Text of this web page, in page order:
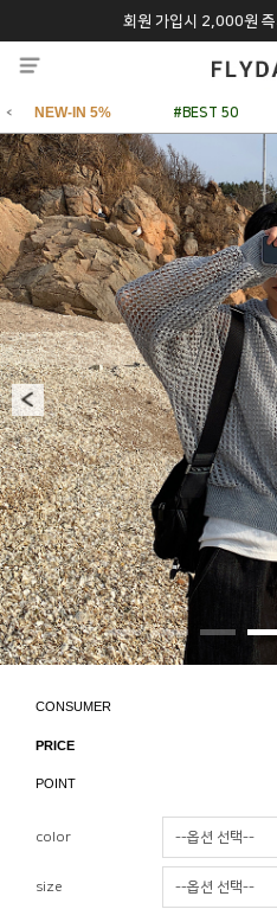
회원 가입시 2,000원 즉
추석 특별 할인 10~20% 9/6
NEW-IN 5% #BEST 50
CONSUMER
PRICE
POINT
color
size